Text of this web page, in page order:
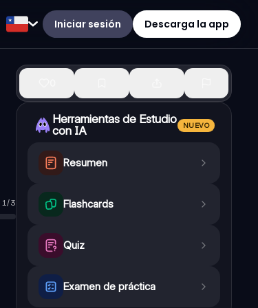
Iniciar sesión Descarga la app
1/3
Herramientas de Estudio
con IA
NUEVO
Resumen
Flashcards
Quiz
Examen de práctica